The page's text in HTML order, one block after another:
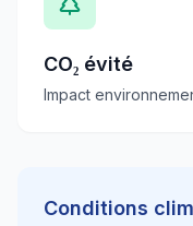
CO₂ évité
Impact
Conditions